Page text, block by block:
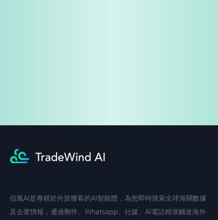
中文入口
信風AI是專精於外貿獲客的AI智能體，為您即時搜索全球海關數據
及企業情報，通過郵件、Whatsapp、社媒、AI電話精准觸達海外